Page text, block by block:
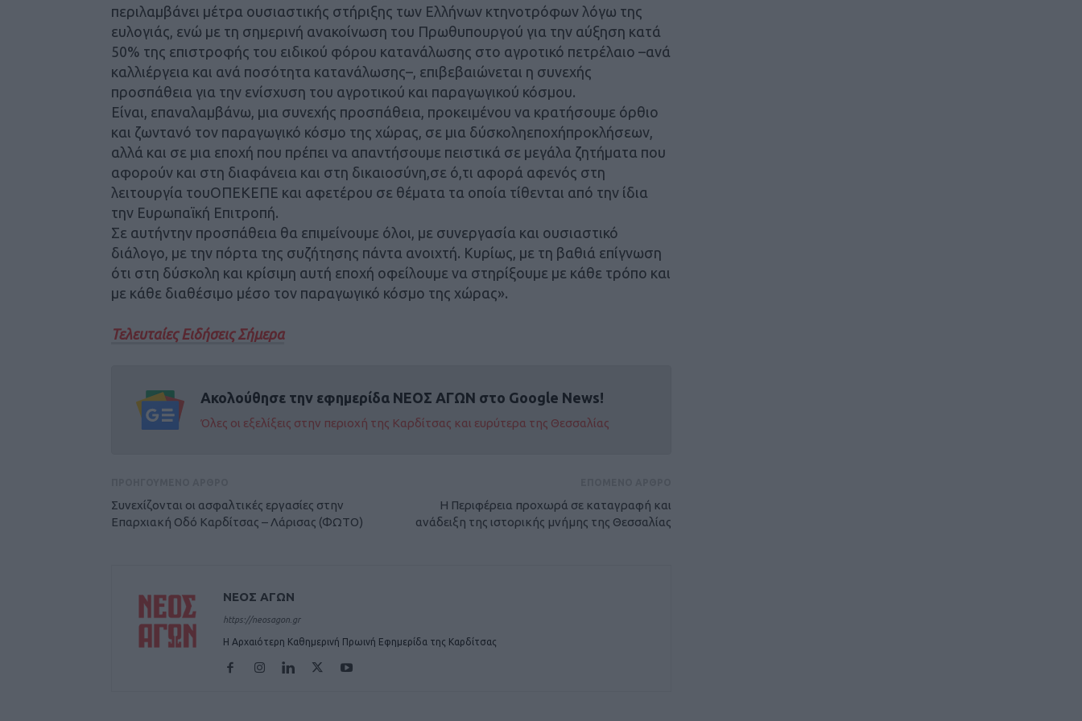
περιλαμβάνει μέτρα ουσιαστικής στήριξης των Ελλήνων κτηνοτρόφων λόγω της
ευλογιάς, ενώ με τη σημερινή ανακοίνωση του Πρωθυπουργού για την αύξηση κατά
50% της επιστροφής του ειδικού φόρου κατανάλωσης στο αγροτικό πετρέλαιο –ανά
καλλιέργεια και ανά ποσότητα κατανάλωσης–, επιβεβαιώνεται η συνεχής
προσπάθεια για την ενίσχυση του αγροτικού και παραγωγικού κόσμου.
Είναι, επαναλαμβάνω, μια συνεχής προσπάθεια, προκειμένου να κρατήσουμε όρθιο
και ζωντανό τον παραγωγικό κόσμο της χώρας, σε μια δύσκοληεποχήπροκλήσεων,
αλλά και σε μια εποχή που πρέπει να απαντήσουμε πειστικά σε μεγάλα ζητήματα που
αφορούν και στη διαφάνεια και στη δικαιοσύνη,σε ό,τι αφορά αφενός στη
λειτουργία τουΟΠΕΚΕΠΕ και αφετέρου σε θέματα τα οποία τίθενται από την ίδια
την Ευρωπαϊκή Επιτροπή.
Σε αυτήντην προσπάθεια θα επιμείνουμε όλοι, με συνεργασία και ουσιαστικό
διάλογο, με την πόρτα της συζήτησης πάντα ανοιχτή. Κυρίως, με τη βαθιά επίγνωση
ότι στη δύσκολη και κρίσιμη αυτή εποχή οφείλουμε να στηρίξουμε με κάθε τρόπο και
με κάθε διαθέσιμο μέσο τον παραγωγικό κόσμο της χώρας».
Τελευταίες Ειδήσεις Σήμερα
Ακολούθησε την εφημερίδα ΝΕΟΣ ΑΓΩΝ στο Google News!
Όλες οι εξελίξεις στην περιοχή της Καρδίτσας και ευρύτερα της Θεσσαλίας
Συνεχίζονται οι ασφαλτικές εργασίες στην
Επαρχιακή Οδό Καρδίτσας – Λάρισας (ΦΩΤΟ)
Η Περιφέρεια προχωρά σε καταγραφή και
ανάδειξη της ιστορικής μνήμης της Θεσσαλίας
ΝΕΟΣ ΑΓΩΝ
https://neosagon.gr
Η Αρχαιότερη Καθημερινή Πρωινή Εφημερίδα της Καρδίτσας